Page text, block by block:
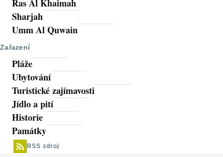
Ras Al Khaimah
Sharjah
Umm Al Quwain
Zařazení
Pláže
Ubytování
Turistické zajímavosti
Jídlo a pití
Historie
Památky
RSS zdroj